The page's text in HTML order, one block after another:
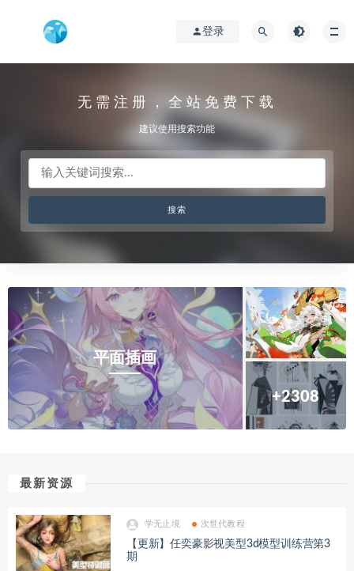
登录
无需注册，全站免费下载
建议使用搜索功能
平面插画
+2308
最新资源
学无止境 次世代教程
【更新】任奕豪影视美型3d模型训练营第3
期